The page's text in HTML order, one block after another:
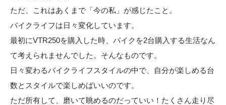
ただ、これはあくまで「今の私」が感じたこと。
バイクライフは日々変化しています。
最初にVTR250を購入した時、バイクを2台購入する生活なん
て考えられませんでした。そんなものです。
日々変わるバイクライフスタイルの中で、自分が楽しめる台
数とスタイルで楽しめばいいのです。
ただ所有して、磨いて眺めるのだっていい！たくさん走り尽